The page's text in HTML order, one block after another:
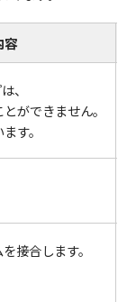
容
、
ができません。
す。
接合します。